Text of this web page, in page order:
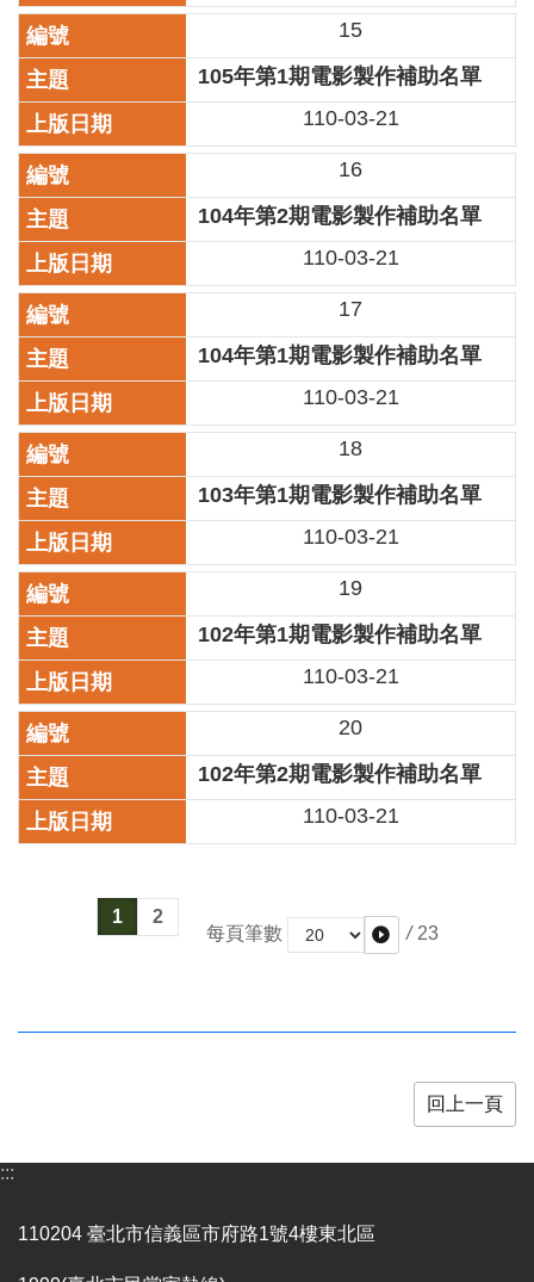
通
English
易
讀
專
區
廉
政
平
臺
專
區
常
見
問
答
臺
北
市
政
府
政
府
公
開
資
訊
訊
15
105年第1期電影製作補助名單
110-03-21
16
104年第2期電影製作補助名單
110-03-21
17
104年第1期電影製作補助名單
110-03-21
18
103年第1期電影製作補助名單
110-03-21
19
102年第1期電影製作補助名單
110-03-21
20
102年第2期電影製作補助名單
110-03-21
1
2
每頁筆數
/ 23
回上一頁
:::
110204 臺北市信義區市府路1號4樓東北區